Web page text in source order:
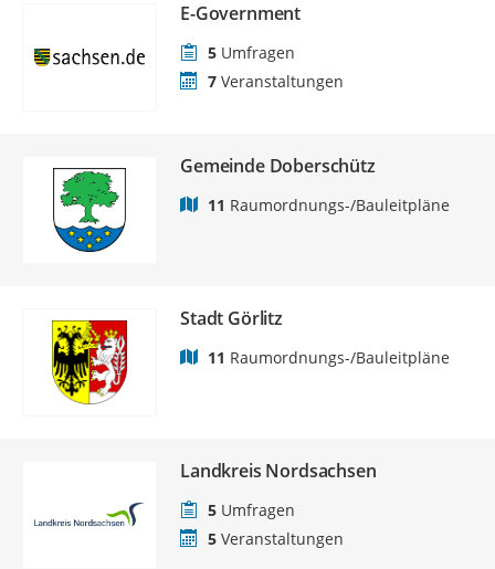
E-Government
5 Umfragen
7 Veranstaltungen
Gemeinde Doberschütz
11 Raumordnungs-/Bauleitpläne
Stadt Görlitz
11 Raumordnungs-/Bauleitpläne
Landkreis Nordsachsen
5 Umfragen
5 Veranstaltungen